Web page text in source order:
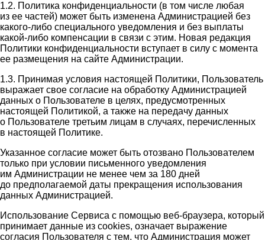
1.2. Политика конфиденциальности (в том числе любая
из ее частей) может быть изменена Администрацией без
какого-либо специального уведомления и без выплаты
какой-либо компенсации в связи с этим. Новая редакция
Политики конфиденциальности вступает в силу с момента
ее размещения на сайте Администрации.
1.3. Принимая условия настоящей Политики, Пользователь
выражает свое согласие на обработку Администрацией
данных о Пользователе в целях, предусмотренных
настоящей Политикой, а также на передачу данных
о Пользователе третьим лицам в случаях, перечисленных
в настоящей Политике.
Указанное согласие может быть отозвано Пользователем
только при условии письменного уведомления
им Администрации не менее чем за 180 дней
до предполагаемой даты прекращения использования
данных Администрацией.
Использование Сервиса с помощью веб-браузера, который
принимает данные из cookies, означает выражение
согласия Пользователя с тем, что Администрация может